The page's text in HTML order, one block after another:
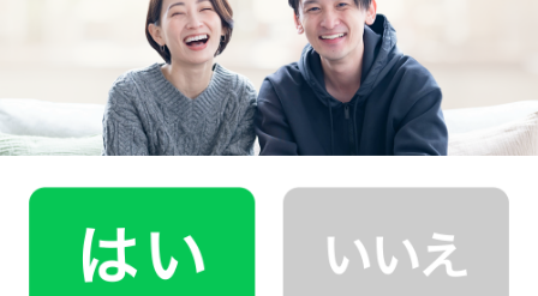
利用頻度
スポット
提供エリア 兵庫県伊丹市
ご利用日 2020年3月5日(木)
利用時間 4.0時間
掃除場所
キッチン トイレ お風呂 洗面所 リ
ビング 玄関 その他
細かいお願いにもご対応くださり 要望以上のお掃除してく
ださいました。
長時間でしたが 時間から時間 余す事なく一生懸命お仕事